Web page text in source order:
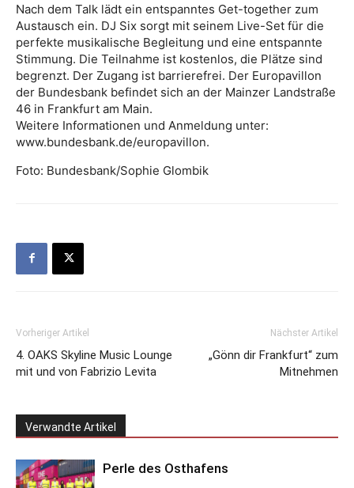
Nach dem Talk lädt ein entspanntes Get-together zum
Austausch ein. DJ Six sorgt mit seinem Live-Set für die
perfekte musikalische Begleitung und eine entspannte
Stimmung. Die Teilnahme ist kostenlos, die Plätze sind
begrenzt. Der Zugang ist barrierefrei. Der Europavillon
der Bundesbank befindet sich an der Mainzer Landstraße
46 in Frankfurt am Main.
Weitere Informationen und Anmeldung unter:
www.bundesbank.de/europavillon.
Foto: Bundesbank/Sophie Glombik
Vorheriger Artikel
4. OAKS Skyline Music Lounge
mit und von Fabrizio Levita
Nächster Artikel
„Gönn dir Frankfurt“ zum
Mitnehmen
Verwandte Artikel
Perle des Osthafens